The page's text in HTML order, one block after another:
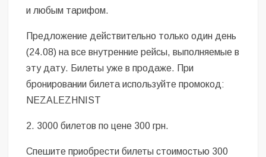
и любым тарифом.
Предложение действительно только один день
(24.08) на все внутренние рейсы, выполняемые в
эту дату. Билеты уже в продаже. При
бронировании билета используйте промокод:
NEZALEZHNIST
2. 3000 билетов по цене 300 грн.
Спешите приобрести билеты стоимостью 300